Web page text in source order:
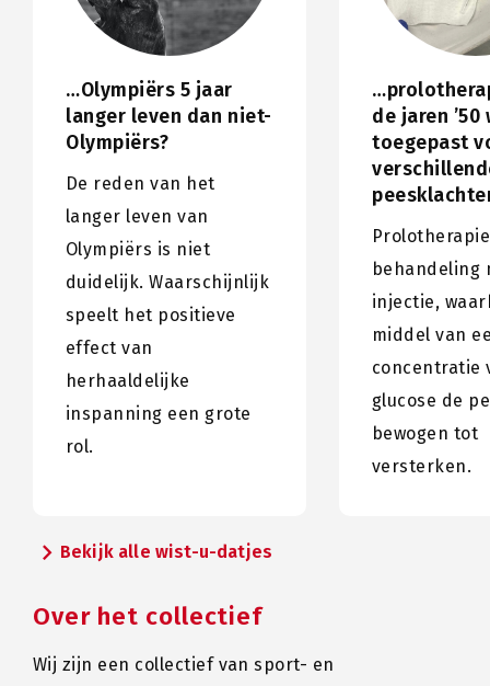
…Olympiërs 5 jaar
langer leven dan niet-
Olympiërs?
De reden van het
langer leven van
Olympiërs is niet
duidelijk. Waarschijnlijk
speelt het positieve
effect van
herhaaldelijke
inspanning een grote
rol.
de jaren
toegepast
behandeling
injectie,
middel van
concentratie
glucose de
bewogen tot
versterken.
chevron_rightBekijk alle wist-u-datjes
Over het collectief
Wij zijn een collectief van sport- en